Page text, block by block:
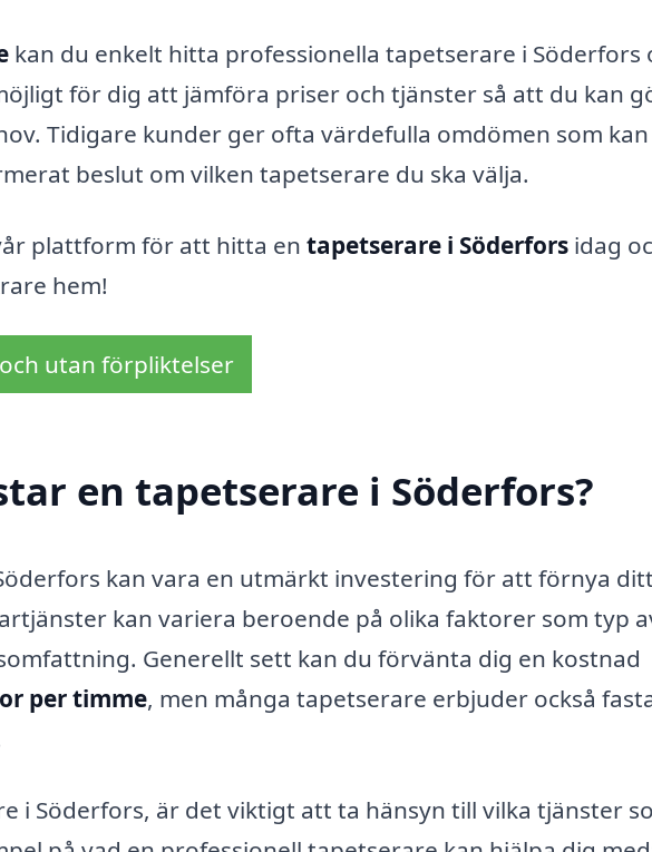
kan du enkelt hitta professionella tapetserare i Söderfors
för dig att jämföra priser och tjänster så att du kan
Tidigare kunder ger ofta värdefulla omdömen som kan
beslut om vilken tapetserare du ska välja.
plattform för att hitta en tapetserare i Söderfors idag
hem!
utan förpliktelser
en tapetserare i Söderfors?
kan vara en utmärkt investering för att förnya ditt
kan variera beroende på olika faktorer som typ
Generellt sett kan du förvänta dig en kostnad
per timme, men många tapetserare erbjuder också
i Söderfors, är det viktigt att ta hänsyn till vilka tjänster